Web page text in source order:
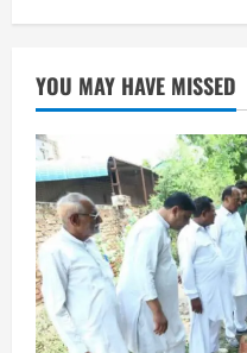
YOU MAY HAVE MISSED